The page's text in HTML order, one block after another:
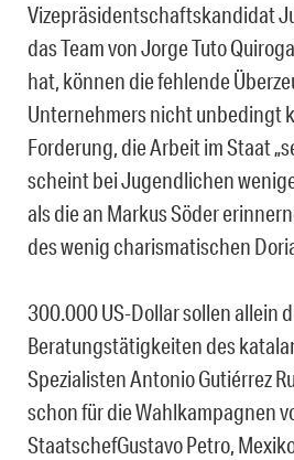
Vizepräsidentschaftskandidat
das Team von Jorge Tuto
hat, können die fehlende
Unternehmers nicht unbedingt
Forderung, die Arbeit im Staat
scheint bei Jugendlichen
als die an Markus Söder
des wenig charismatischen
300.000 US-Dollar sollen allein
Beratungstätigkeiten des
Spezialisten Antonio Gutiérrez
schon für die Wahlkampagnen
StaatschefGustavo Petro,